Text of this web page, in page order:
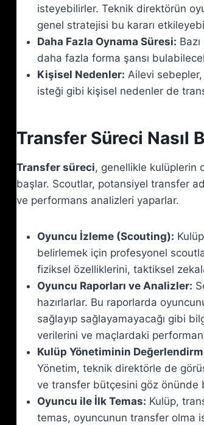
isteyebilirler. Teknik direktörün
genel stratejisi bu kararı
Daha Fazla Oynama Süresi:
daha fazla forma şansı
Kişisel Nedenler: Ailevi
isteği gibi kişisel nedenler de
Transfer Süreci Nasıl
Transfer süreci, genellikle kulüplerin
başlar. Scoutlar, potansiyel transfer
ve performans analizleri yaparlar.
Oyuncu İzleme (Scouting):
belirlemek için profesyonel
fiziksel özelliklerini, taktiksel
Oyuncu Raporları ve Analizler:
hazırlarlar. Bu raporlarda
sağlayıp sağlayamayacağı gibi
verilerini ve maçlardaki
Kulüp Yönetiminin
Yönetim, teknik direktörle de
ve transfer bütçesini göz önünde
Oyuncu ile İlk Temas: Kulüp,
temas, oyuncunun transfer olma